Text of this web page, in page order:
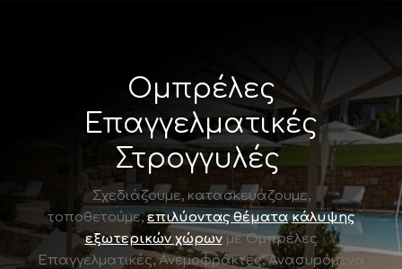
Ομπρέλες
Επαγγελματικές
Στρογγυλές
Σχεδιάζουμε, κατασκευάζουμε,
τοποθετούμε,επιλύοντας θέματα κάλυψης
εξωτερικών χώρωνμε Ομπρέλες
Επαγγελματικές, Ανεμοφράκτες, Ανασυρόμενα